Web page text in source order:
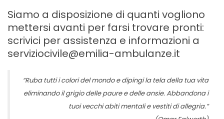
Siamo a disposizione di quanti vogliono
mettersi avanti per farsi trovare pronti:
scrivici per assistenza e informazioni a
serviziocivile@emilia-ambulanze.it
“Ruba tutti i colori del mondo e dipingi la tela della tua vita
eliminando il grigio delle paure e delle ansie. Abbandona i
tuoi vecchi abiti mentali e vestiti di allegria.”